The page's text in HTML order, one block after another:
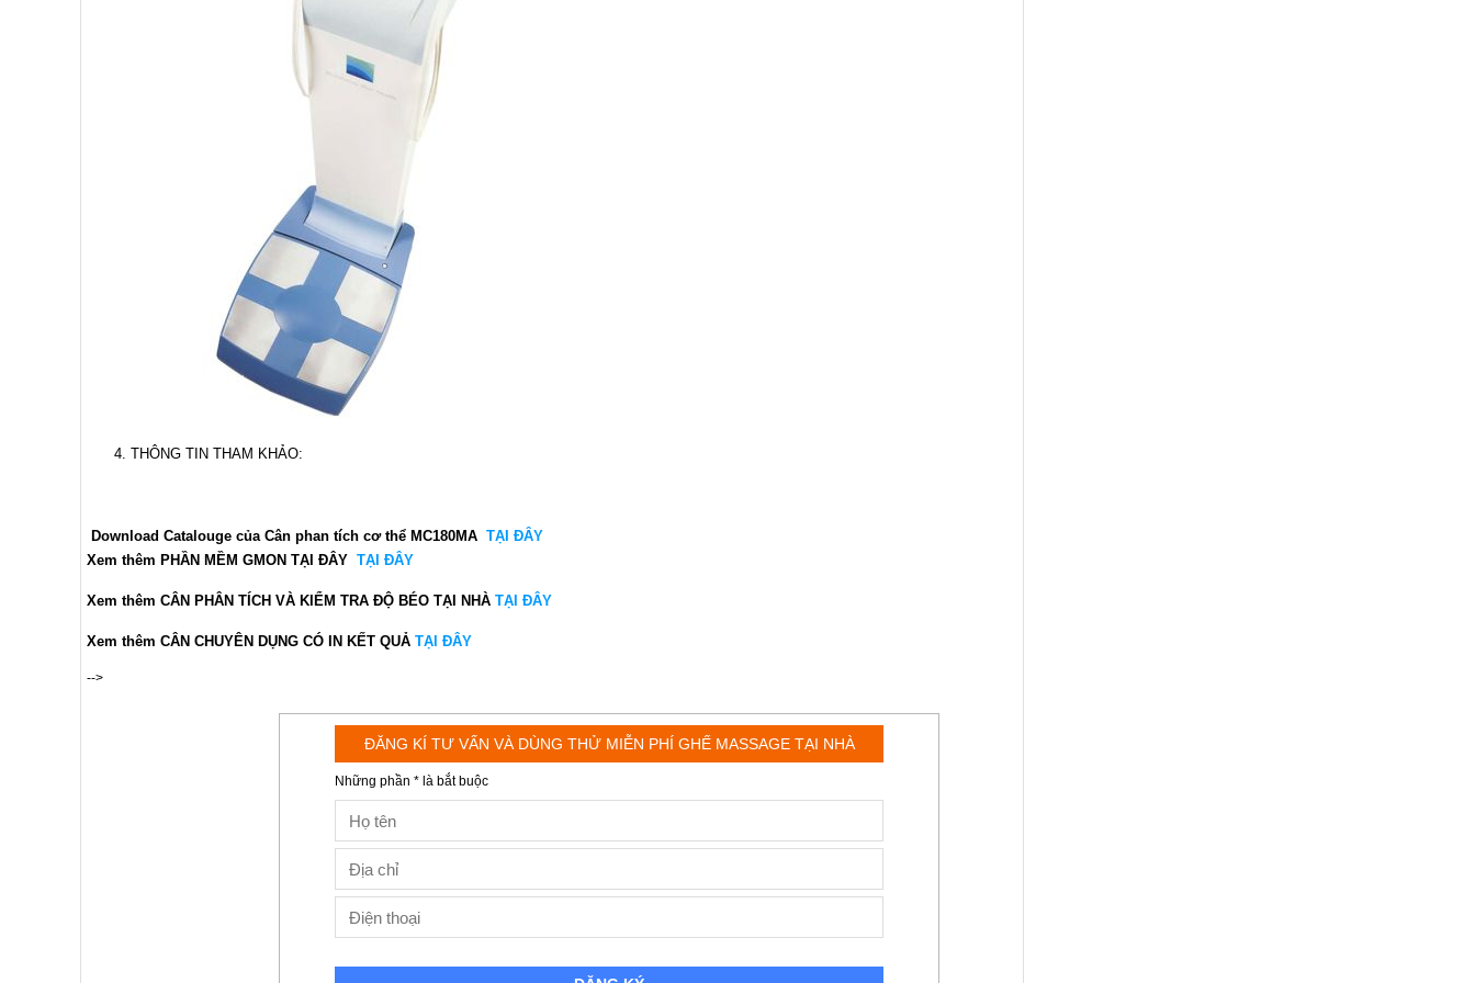
4. THÔNG TIN THAM KHẢO:
Download Catalouge của Cân phan tích cơ thể MC180MA TẠI ĐÂY
Xem thêm PHẦN MỀM GMON TẠI ĐÂY TẠI ĐÂY
Xem thêm CÂN PHÂN TÍCH VÀ KIỂM TRA ĐỘ BÉO TẠI NHÀ TẠI ĐÂY
Xem thêm CÂN CHUYÊN DỤNG CÓ IN KẾT QUẢ TẠI ĐÂY
-->
ĐĂNG KÍ TƯ VẤN VÀ DÙNG THỬ MIỄN PHÍ GHẾ MASSAGE TẠI NHÀ
Những phần * là bắt buộc